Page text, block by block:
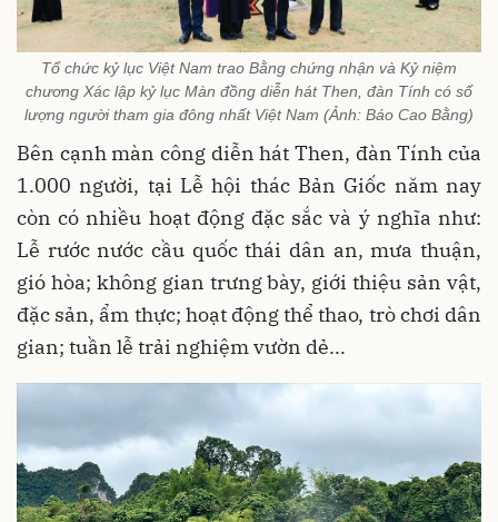
Tổ chức kỷ lục Việt Nam trao Bằng chứng nhận và Kỷ niệm
chương Xác lập kỷ lục Màn đồng diễn hát Then, đàn Tính có số
lượng người tham gia đông nhất Việt Nam (Ảnh: Báo Cao Bằng)
Bên cạnh màn công diễn hát Then, đàn Tính của
1.000 người, tại Lễ hội thác Bản Giốc năm nay
còn có nhiều hoạt động đặc sắc và ý nghĩa như:
Lễ rước nước cầu quốc thái dân an, mưa thuận,
gió hòa; không gian trưng bày, giới thiệu sản vật,
đặc sản, ẩm thực; hoạt động thể thao, trò chơi dân
gian; tuần lễ trải nghiệm vườn dẻ...